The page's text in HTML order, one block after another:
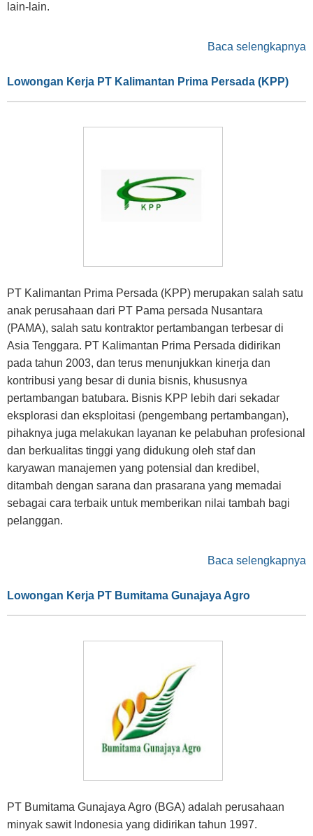
lain-lain.
Baca selengkapnya
Lowongan Kerja PT Kalimantan Prima Persada (KPP)
PT Kalimantan Prima Persada (KPP) merupakan salah satu
anak perusahaan dari PT Pama persada Nusantara
(PAMA), salah satu kontraktor pertambangan terbesar di
Asia Tenggara. PT Kalimantan Prima Persada didirikan
pada tahun 2003, dan terus menunjukkan kinerja dan
kontribusi yang besar di dunia bisnis, khususnya
pertambangan batubara. Bisnis KPP lebih dari sekadar
eksplorasi dan eksploitasi (pengembang pertambangan),
pihaknya juga melakukan layanan ke pelabuhan profesional
dan berkualitas tinggi yang didukung oleh staf dan
karyawan manajemen yang potensial dan kredibel,
ditambah dengan sarana dan prasarana yang memadai
sebagai cara terbaik untuk memberikan nilai tambah bagi
pelanggan.
Baca selengkapnya
Lowongan Kerja PT Bumitama Gunajaya Agro
PT Bumitama Gunajaya Agro (BGA) adalah perusahaan
minyak sawit Indonesia yang didirikan tahun 1997.